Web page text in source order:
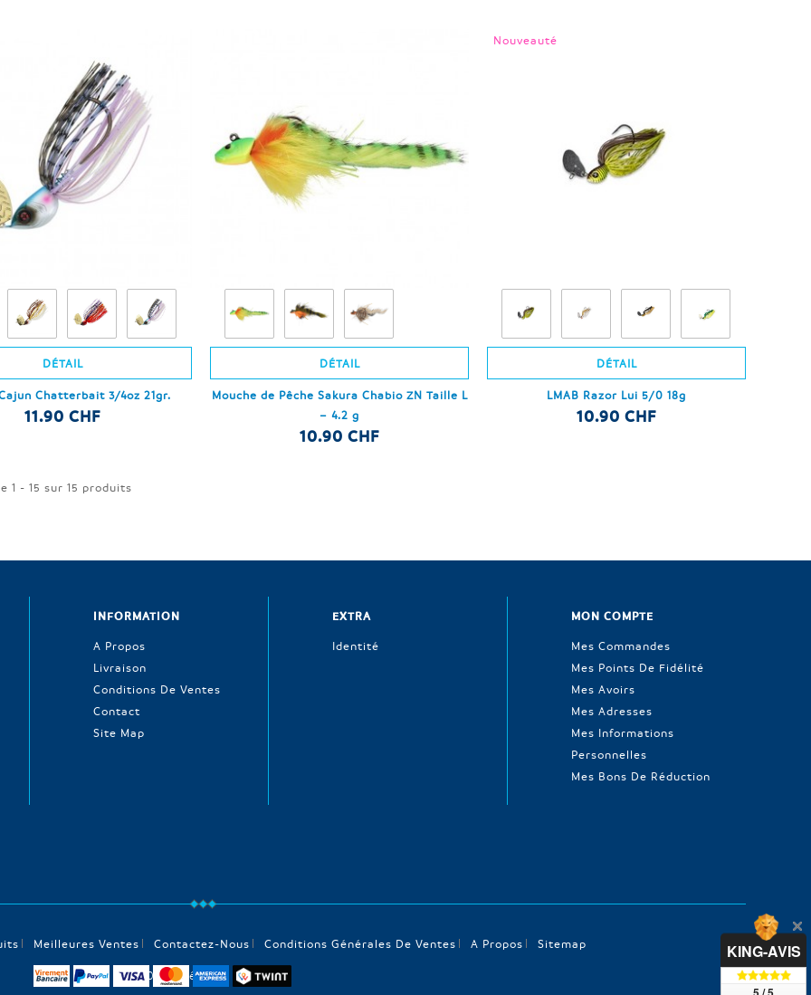
DÉTAIL
Chatterbait 3/4oz 21gr.
11.90 CHF
DÉTAIL
Mouche de Pêche Sakura Chabio ZN Taille L
– 4.2 g
10.90 CHF
Nouveauté
DÉTAIL
LMAB Razor Lui 5/0 18g
10.90 CHF
1 - 15 sur 15 produits
MON COMPTE
Mes Commandes
Mes Points De Fidélité
Mes Avoirs
Mes Adresses
Mes Informations
Personnelles
Mes Bons De Réduction
EXTRA
Identité
INFORMATION
A Propos
Livraison
Conditions De Ventes
Contact
Site Map
Meilleures Ventes Contactez-Nous Conditions Générales De Ventes A Propos Sitemap
© 2026 - Pêcheur en ligne
KING-AVIS